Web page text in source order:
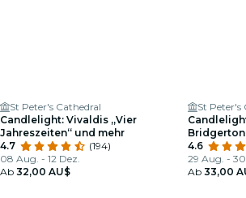
St Peter's Cathedral
Candlelight: Vivaldis „Vier
Jahreszeiten“ und mehr
4.7
(194)
08 Aug. - 12 Dez.
Ab 32,00 AU$
St Peter's
mehr
4.6
29 Aug. -
Ab 33,00